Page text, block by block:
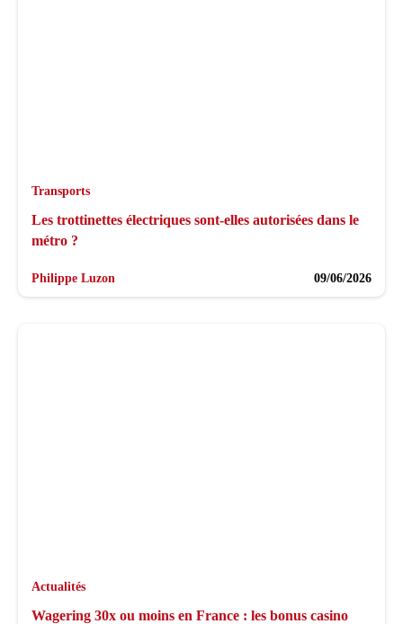
Transports
Les trottinettes électriques sont-elles autorisées dans le
métro ?
Philippe Luzon 09/06/2026
Actualités
Wagering 30x ou moins en France : les bonus casino